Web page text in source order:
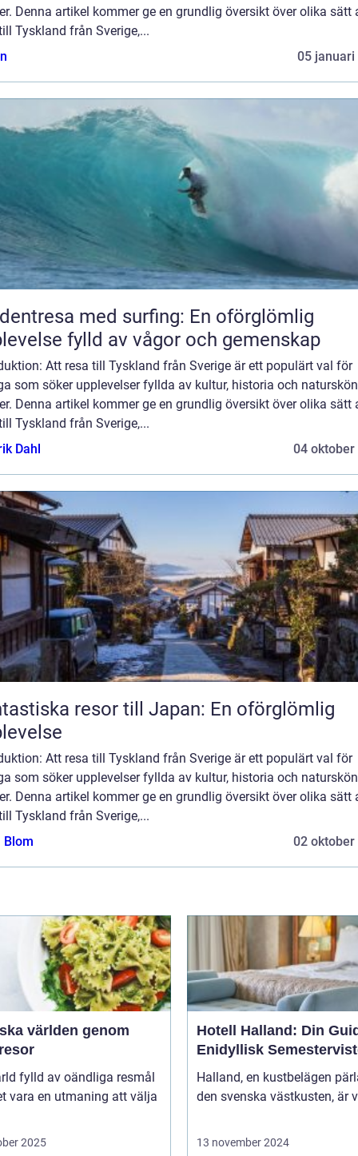
Denna artikel kommer ge en grundlig översikt över olika sätt
Tyskland från Sverige,...
05 januari
med surfing: En oförglömlig
fylld av vågor och gemenskap
Att resa till Tyskland från Sverige är ett populärt val för
som söker upplevelser fyllda av kultur, historia och
Denna artikel kommer ge en grundlig översikt över olika sätt
Tyskland från Sverige,...
Dahl
04 oktober
resor till Japan: En oförglömlig
Att resa till Tyskland från Sverige är ett populärt val för
som söker upplevelser fyllda av kultur, historia och
Denna artikel kommer ge en grundlig översikt över olika sätt
Tyskland från Sverige,...
Blom
02 oktober
världen genom
fylld av oändliga resmål
vara en utmaning att välja
2025
Hotell Halland: Din
Enidyllisk
Halland, en kustbelägen
den svenska västkusten, är
13 november 2024